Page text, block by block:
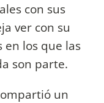
con sus
ver con su
en los que las
son parte.
un